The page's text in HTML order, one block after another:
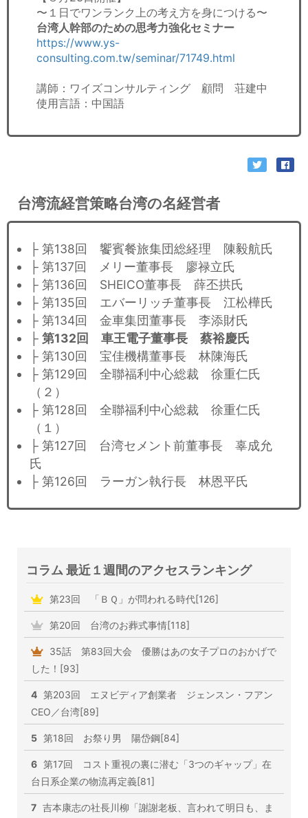
〜１日でワンランク上の考え方を身につける〜
台湾人幹部のための思考力強化セミナー
https://www.ys-
consulting.com.tw/seminar/71749.html
講師：ワイズコンサルティング 顧問 荘建中
使用言語：中国語
台湾流経営策略台湾の名経営者
├ 第138回 饗賓餐旅集団総経理 陳毅航氏
├ 第137回 メリー董事長 廖禄立氏
├ 第136回 SHEICO董事長 薛丕拱氏
├ 第135回 エバーリッチ董事長 江松樺氏
├ 第134回 金車集団董事長 李添財氏
├ 第132回 車王電子董事長 蔡裕慶氏
├ 第130回 宝佳機構董事長 林陳海氏
├ 第129回 全聯福利中心総裁 徐重仁氏
（２）
├ 第128回 全聯福利中心総裁 徐重仁氏
（１）
├ 第127回 台湾セメント前董事長 辜成允
氏
├ 第126回 ラーガン執行長 林恩平氏
コラム 最近１週間のアクセスランキング
第23回 「ＢＱ」が問われる時代[126]
第20回 台湾のお葬式事情[118]
35話 第83回大会 優勝はあの女子プロのおかげで
した！[93]
4 第203回 エヌビディア創業者 ジェンスン・フアン
CEO／台湾[89]
5 第18回 お祭り男 陽岱鋼[84]
6 第17回 コスト重視の裏に潜む「3つのギャップ」在
台日系企業の物流再定義[81]
7 吉本康志の社長川柳「謝謝老板、言われて明日も、ま